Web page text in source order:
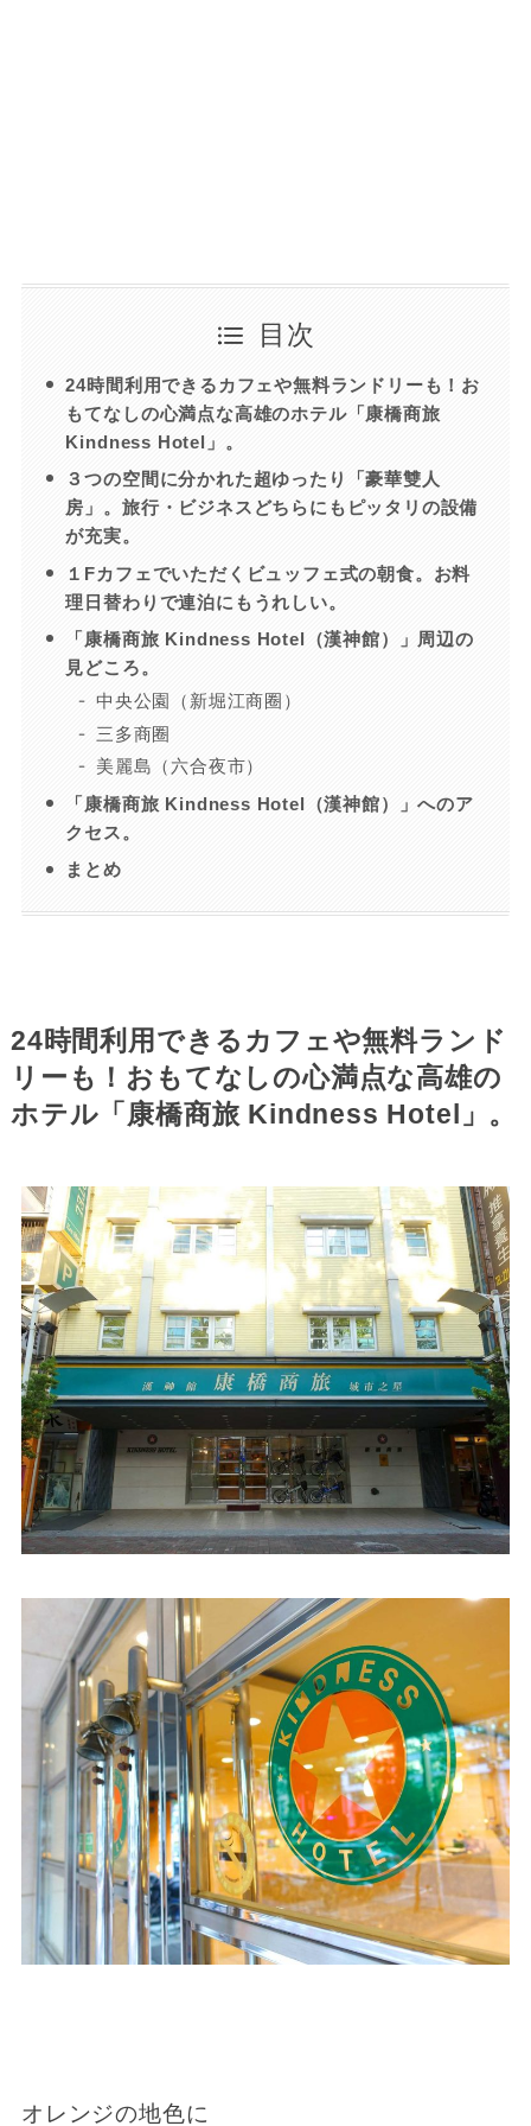
目次
24時間利用できるカフェや無料ランドリーも！お
もてなしの心満点な高雄のホテル「康橋商旅
Kindness Hotel」。
３つの空間に分かれた超ゆったり「豪華雙人
房」。旅行・ビジネスどちらにもピッタリの設備
が充実。
１Fカフェでいただくビュッフェ式の朝食。お料
理日替わりで連泊にもうれしい。
「康橋商旅 Kindness Hotel（漢神館）」周辺の
見どころ。
中央公園（新堀江商圈）
三多商圈
美麗島（六合夜市）
「康橋商旅 Kindness Hotel（漢神館）」へのア
クセス。
まとめ
24時間利用できるカフェや無料ランド
リーも！おもてなしの心満点な高雄の
ホテル「康橋商旅 Kindness Hotel」。
オレンジの地色に